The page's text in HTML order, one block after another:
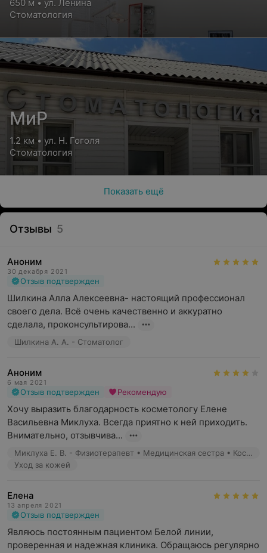
650 м • ул. Ленина
Стоматология
МиР
1.2 км • ул. Н. Гоголя
Стоматология
Показать ещё
Отзывы 5
Аноним
30 декабря 2021
Отзыв подтвержден
Шилкина Алла Алексеевна- настоящий профессионал
своего дела. Всё очень качественно и аккуратно
сделала, проконсультирова...
Шилкина А. А. - Стоматолог
Аноним
6 мая 2021
Отзыв подтвержден Рекомендую
Хочу выразить благодарность косметологу Елене
Васильевна Миклуха. Всегда приятно к ней приходить.
Внимательно, отзывчива...
Миклуха Е. В. - Физиотерапевт • Медицинская сестра • Косметик
Уход за кожей
Елена
13 апреля 2021
Отзыв подтвержден
Являюсь постоянным пациентом Белой линии,
проверенная и надежная клиника. Обращаюсь регулярно